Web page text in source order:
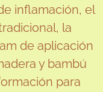
inflamación, el
la
de aplicación
y bambú
para